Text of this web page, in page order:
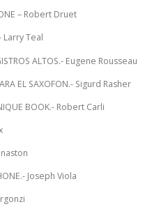
– Robert Druet
Larry Teal
ALTOS.- Eugene Rousseau
EL SAXOFON.- Sigurd Rasher
BOOK.- Robert Carli
Joseph Viola